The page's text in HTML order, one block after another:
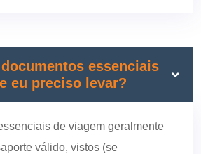
essenciais
eu preciso levar?
de viagem geralmente
válido, vistos (se